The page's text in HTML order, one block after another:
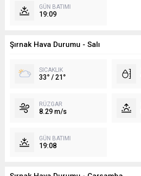
GÜN BATIMI
19:09
Şırnak Hava Durumu - Salı
SICAKLIK
33° / 21°
RÜZGAR
8.29 m/s
GÜN BATIMI
19:08